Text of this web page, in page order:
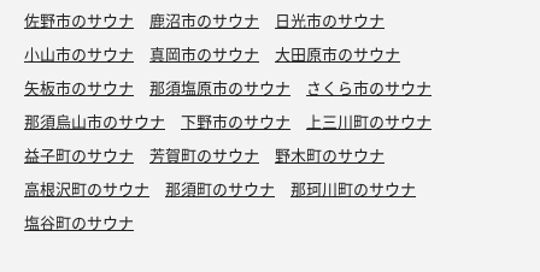
佐野市のサウナ
鹿沼市のサウナ
日光市のサウナ
小山市のサウナ
真岡市のサウナ
大田原市のサウナ
矢板市のサウナ
那須塩原市のサウナ
さくら市のサウナ
那須烏山市のサウナ
下野市のサウナ
上三川町のサウナ
益子町のサウナ
芳賀町のサウナ
野木町のサウナ
高根沢町のサウナ
那須町のサウナ
那珂川町のサウナ
塩谷町のサウナ